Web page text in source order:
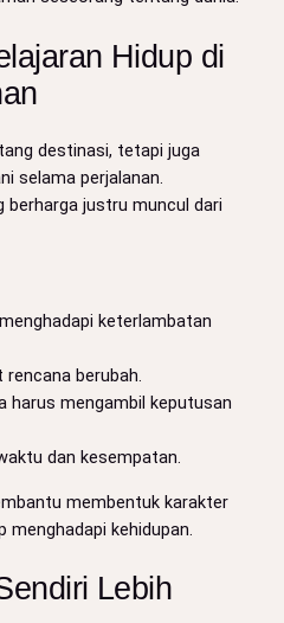
Hidup di
destinasi, tetapi juga
selama perjalanan.
berharga justru muncul dari
keterlambatan
rencana berubah.
harus mengambil keputusan
dan kesempatan.
membentuk karakter
menghadapi kehidupan.
Lebih